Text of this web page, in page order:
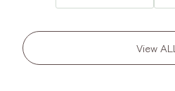
View ALL